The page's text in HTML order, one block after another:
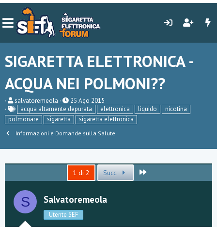
SIGARETTA ELETTRONICA -
ACQUA NEI POLMONI??
C
r
e
a
D
u
s
s
salvatoremeola
D
a
t
a
d
i
25 Ago 2015
acqua altamente depurata
elettronica liquido
nicotina
polmonare
sigaretta sigaretta elettronica
Informazioni e Domande sulla Salute
1 di 2 Succ.
S Salvatoremeola
Utente SEF